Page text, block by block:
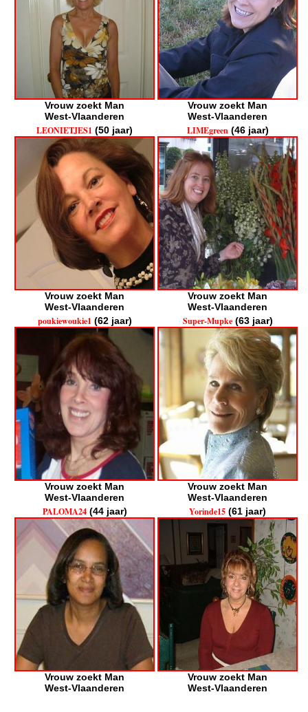
Vrouw zoekt Man
West-Vlaanderen
Vrouw zoekt Man
West-Vlaanderen
LEONIETJES1 (50 jaar)
Vrouw zoekt Man
West-Vlaanderen
LIMEgreen(46 jaar)
Vrouw zoekt Man
West-Vlaanderen
poukiewoukie1 (62 jaar)
Vrouw zoekt Man
West-Vlaanderen
Super-Mupke(63 jaar)
Vrouw zoekt Man
West-Vlaanderen
PALOMA24(44 jaar)
Vrouw zoekt Man
West-Vlaanderen
Yorinde15 (61 jaar)
Vrouw zoekt Man
West-Vlaanderen